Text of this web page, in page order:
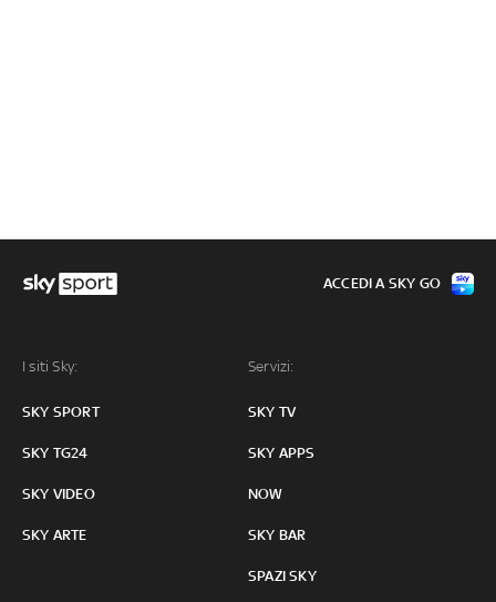
I siti Sky:
SKY SPORT
SKY TG24
SKY VIDEO
SKY ARTE
Servizi:
SKY TV
SKY APPS
NOW
SKY BAR
SPAZI SKY
ACCEDI A SKY GO